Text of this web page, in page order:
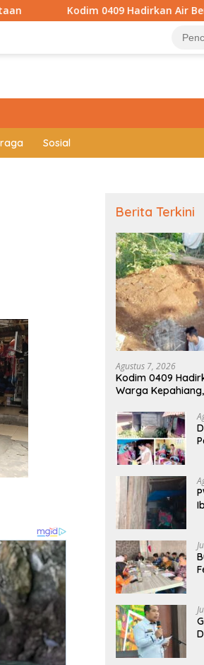
Hadirkan Air Bersih untuk Warga
Sosial
Berita Terkini
Agustus 7, 2026
Kodim 0409
Warga